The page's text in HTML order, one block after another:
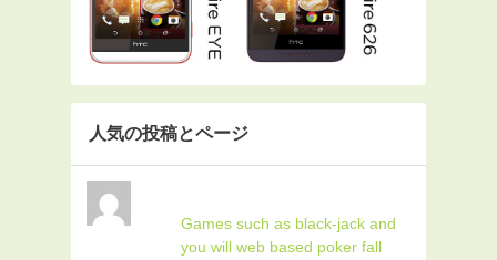
人気の投稿とページ
Games such as black-jack and
you will web based poker fall